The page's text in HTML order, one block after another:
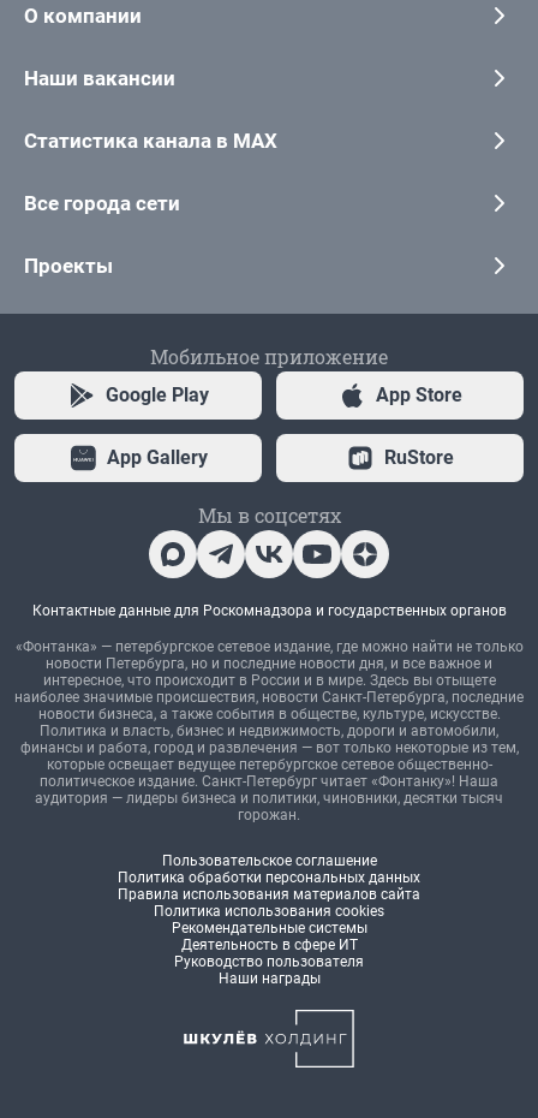
О компании
Наши вакансии
Статистика канала в MAX
Все города сети
Проекты
Мобильное приложение
Google Play App Store
App Gallery RuStore
Мы в соцсетях
Контактные данные для Роскомнадзора и государственных органов
«Фонтанка» — петербургское сетевое издание, где можно найти не только
новости Петербурга, но и последние новости дня, и все важное и
интересное, что происходит в России и в мире. Здесь вы отыщете
наиболее значимые происшествия, новости Санкт-Петербурга, последние
новости бизнеса, а также события в обществе, культуре, искусстве.
Политика и власть, бизнес и недвижимость, дороги и автомобили,
финансы и работа, город и развлечения — вот только некоторые из тем,
которые освещает ведущее петербургское сетевое общественно-
политическое издание. Санкт-Петербург читает «Фонтанку»! Наша
аудитория — лидеры бизнеса и политики, чиновники, десятки тысяч
горожан.
Пользовательское соглашение
Политика обработки персональных данных
Правила использования материалов сайта
Политика использования cookies
Рекомендательные системы
Деятельность в сфере ИТ
Руководство пользователя
Наши награды